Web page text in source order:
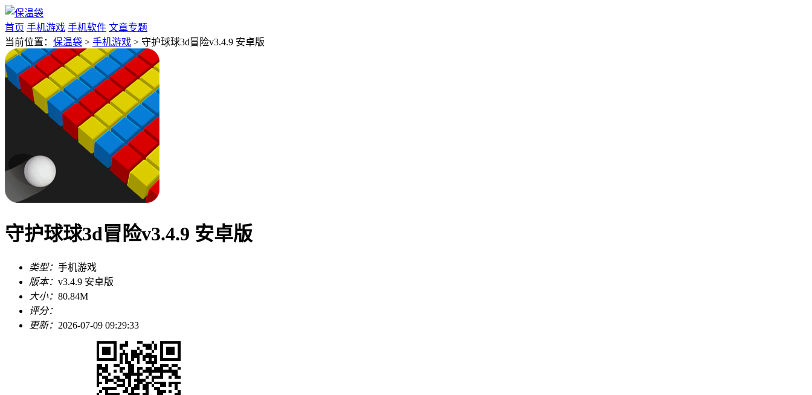
首页 手机游戏 手机软件 文章专题
当前位置： 保温袋 > 手机游戏 > 守护球球3d冒险v3.4.9 安卓版
守护球球3d冒险v3.4.9 安卓版
类型： 手机游戏
版本： v3.4.9 安卓版
大小： 80.84M
评分：
更新： 2026-07-09 09:29:33